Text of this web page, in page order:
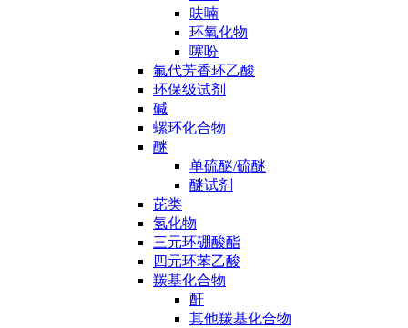
呋喃
环氧化物
噻吩
氟代芳香环乙酸
环保级试剂
碱
螺环化合物
醚
单硫醚/硫醚
醚试剂
芘类
氢化物
三元环硼酸酯
四元环苯乙酸
羰基化合物
酐
其他羰基化合物